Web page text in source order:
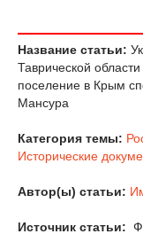
Название статьи:
Таврической
поселение в Крым
Мансура
Категория темы:
Исторические
Автор(ы) статьи:
Источник статьи: